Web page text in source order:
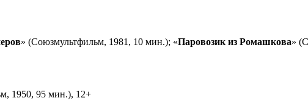
» (Союзмультфильм, 1981, 10 мин.); «Паровозик из Ромашкова»
1950, 95 мин.), 12+